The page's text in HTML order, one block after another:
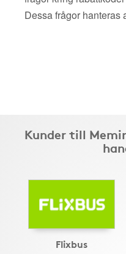
Dessa frågor hanteras
Kunder till
Flixbus